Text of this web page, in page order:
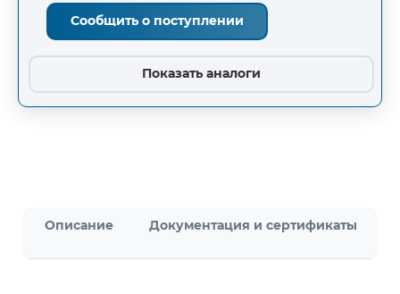
Сообщить о поступлении
Показать аналоги
Описание Документация и сертификаты